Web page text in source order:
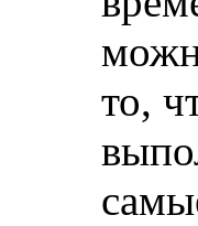
то,